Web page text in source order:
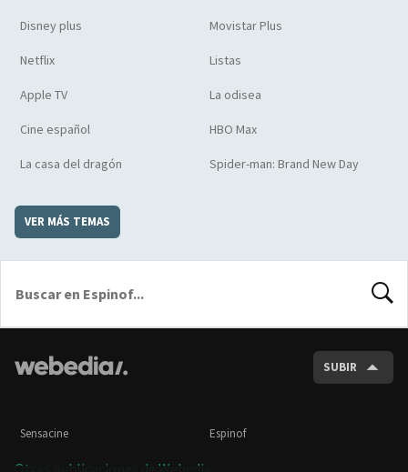
Disney plus Movistar Plus
Netflix Listas
Apple TV La odisea
Cine español HBO Max
La casa del dragón Spider-man: Brand New Day
VER MÁS TEMAS
SUBIR
Sensacine Espinof
Otras publicaciones de Webedia